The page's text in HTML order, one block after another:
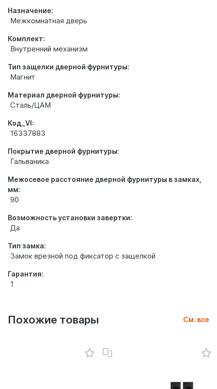
Назначение:
Межкомнатная дверь
Комплект:
Внутренний механизм
Тип защелки дверной фурнитуры:
Магнит
Материал дверной фурнитуры:
Сталь/ЦАМ
Код_VI:
16337883
Покрытие дверной фурнитуры:
Гальваника
Межосевое расстояние дверной фурнитуры в замках,
мм:
90
Возможность установки завертки:
Да
Тип замка:
Замок врезной под фиксатор с защелкой
Гарантия:
1
Похожие товары См. все